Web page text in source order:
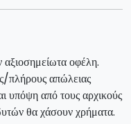
οφέλη.
πλήρους απώλειας
υπόψη από τους αρχικούς
θα χάσουν χρήματα.